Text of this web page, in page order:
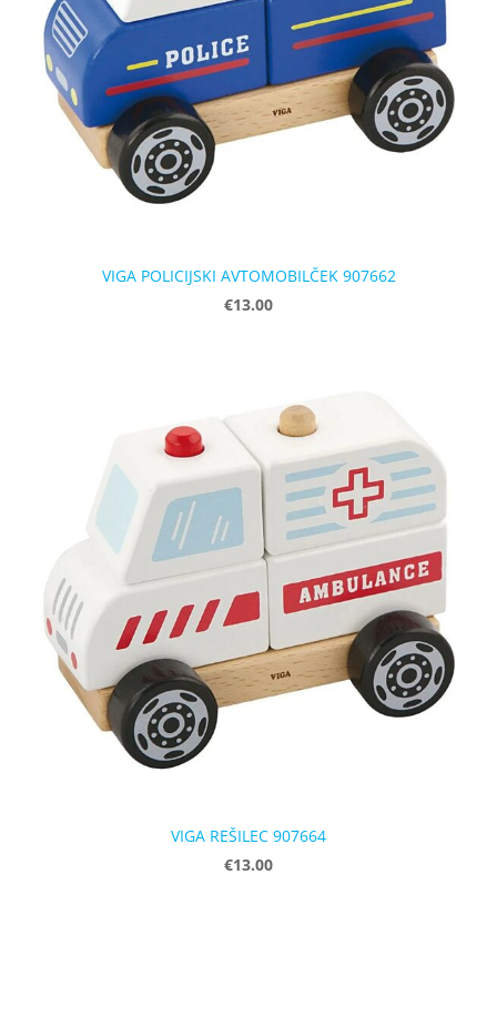
VIGA POLICIJSKI AVTOMOBILČEK 907662
€13.00
VIGA REŠILEC 907664
€13.00